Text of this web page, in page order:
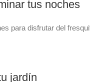
tus noches
para disfrutar del
jardín